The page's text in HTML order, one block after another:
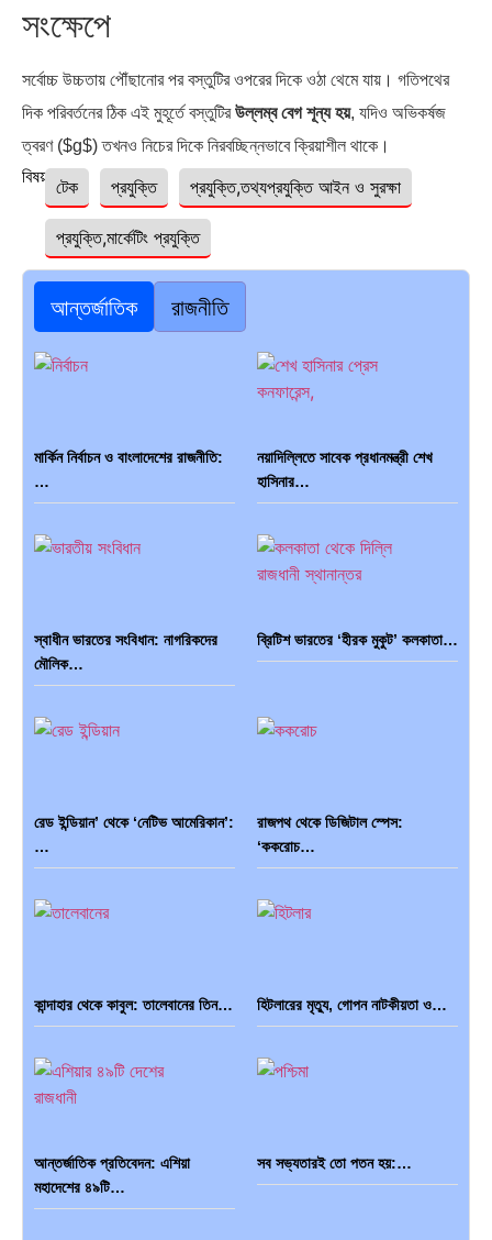
সর্বোচ্চ উচ্চতায় পৌঁছানোর পর বস্তুটির ওপরের দিকে ওঠা থেমে যায়। গতিপথের
ত্বরণ ($g$) তখনও নিচের দিকে নিরবচ্ছিন্নভাবে ক্রিয়াশীল থাকে।
বিষয়ঃ টেক প্রযুক্তি প্রযুক্তি,তথ্যপ্রযুক্তি আইন ও সুরক্ষা
প্রযুক্তি,মার্কেটিং প্রযুক্তি
আন্তর্জাতিক রাজনীতি
নয়াদিল্লিতে সাবেক প্রধানমন্ত্রী শেখ
ব্রিটিশ ভারতের ‘হীরক মুকুট’ কলকাতা…
আন্তর্জাতিক প্রতিবেদন: এশিয়া